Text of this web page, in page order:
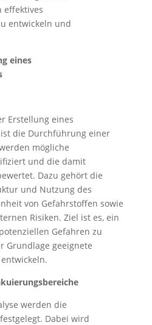
effektives
entwickeln und
eines
Erstellung eines
die Durchführung einer
mögliche
und die damit
Dazu gehört die
und Nutzung des
von Gefahrstoffen sowie
Risiken. Ziel ist es, ein
Gefahren zu
Grundlage geeignete
werden die
Dabei wird